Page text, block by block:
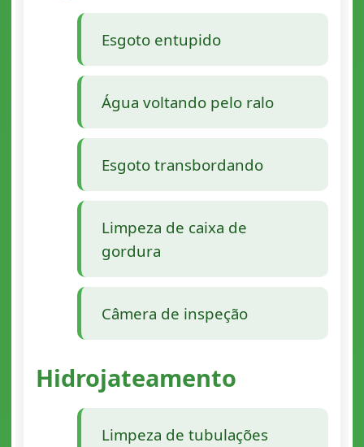
Esgoto entupido
Água voltando pelo ralo
Esgoto transbordando
Limpeza de caixa de
gordura
Câmera de inspeção
Hidrojateamento
Limpeza de tubulações